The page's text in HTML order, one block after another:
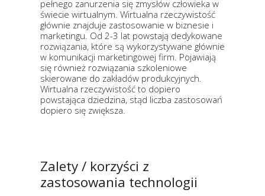
pełnego zanurzenia się zmysłów człowieka w
świecie wirtualnym. Wirtualna rzeczywistość
głównie znajduje zastosowanie w biznesie i
marketingu. Od 2-3 lat powstają dedykowane
rozwiązania, które są wykorzystywane głównie
w komunikacji marketingowej firm. Pojawiają
się również rozwiązania szkoleniowe
skierowane do zakładów produkcyjnych.
Wirtualna rzeczywistość to dopiero
powstająca dziedzina, stąd liczba zastosowań
dopiero się zwiększa.
Zalety / korzyści z
zastosowania technologii